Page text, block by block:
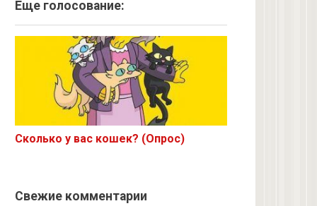
Ангорская
Курильский бобтейл
Рыжий
6 с улицы
Корниш-рекс
Ориентал
Норвежская лесная
Еще голосование:
Сколько у вас кошек? (Опрос)
Свежие комментарии